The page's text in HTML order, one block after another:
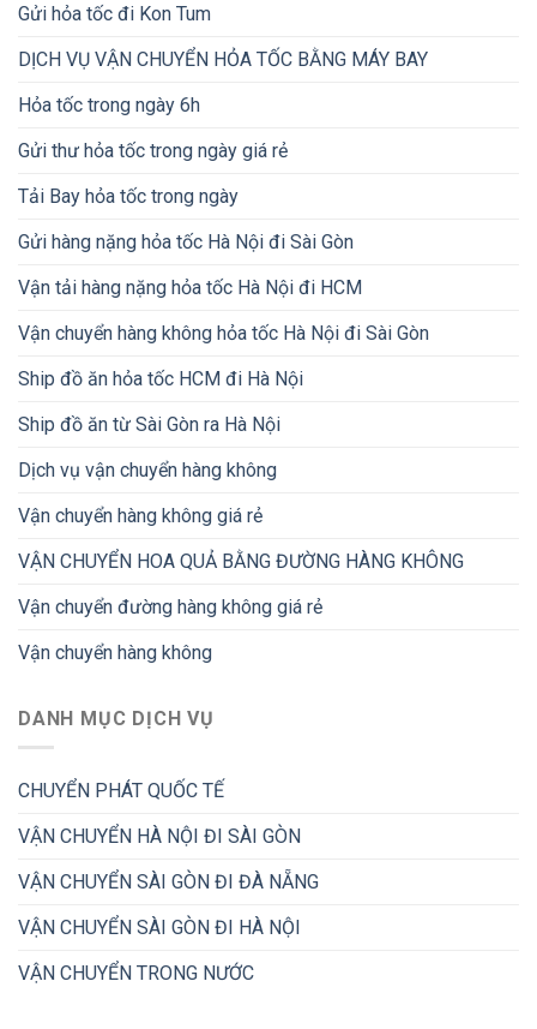
Gửi hỏa tốc đi Kon Tum
DỊCH VỤ VẬN CHUYỂN HỎA TỐC BẰNG MÁY BAY
Hỏa tốc trong ngày 6h
Gửi thư hỏa tốc trong ngày giá rẻ
Tải Bay hỏa tốc trong ngày
Gửi hàng nặng hỏa tốc Hà Nội đi Sài Gòn
Vận tải hàng nặng hỏa tốc Hà Nội đi HCM
Vận chuyển hàng không hỏa tốc Hà Nội đi Sài Gòn
Ship đồ ăn hỏa tốc HCM đi Hà Nội
Ship đồ ăn từ Sài Gòn ra Hà Nội
Dịch vụ vận chuyển hàng không
Vận chuyển hàng không giá rẻ
VẬN CHUYỂN HOA QUẢ BẰNG ĐƯỜNG HÀNG KHÔNG
Vận chuyển đường hàng không giá rẻ
Vận chuyển hàng không
DANH MỤC DỊCH VỤ
CHUYỂN PHÁT QUỐC TẾ
VẬN CHUYỂN HÀ NỘI ĐI SÀI GÒN
VẬN CHUYỂN SÀI GÒN ĐI ĐÀ NẴNG
VẬN CHUYỂN SÀI GÒN ĐI HÀ NỘI
VẬN CHUYỂN TRONG NƯỚC